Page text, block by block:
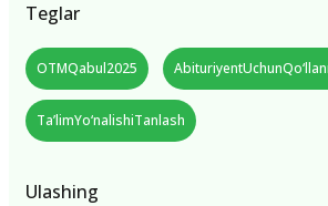
Teglar
OTMQabul2025
Ta’limYo‘nalishiTanlash
Ulashing